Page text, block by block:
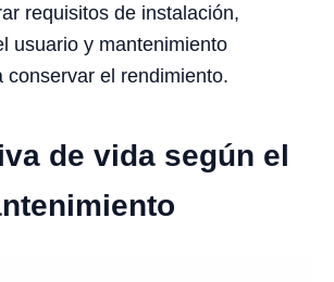
requisitos de instalación,
usuario y mantenimiento
conservar el rendimiento.
de vida según el